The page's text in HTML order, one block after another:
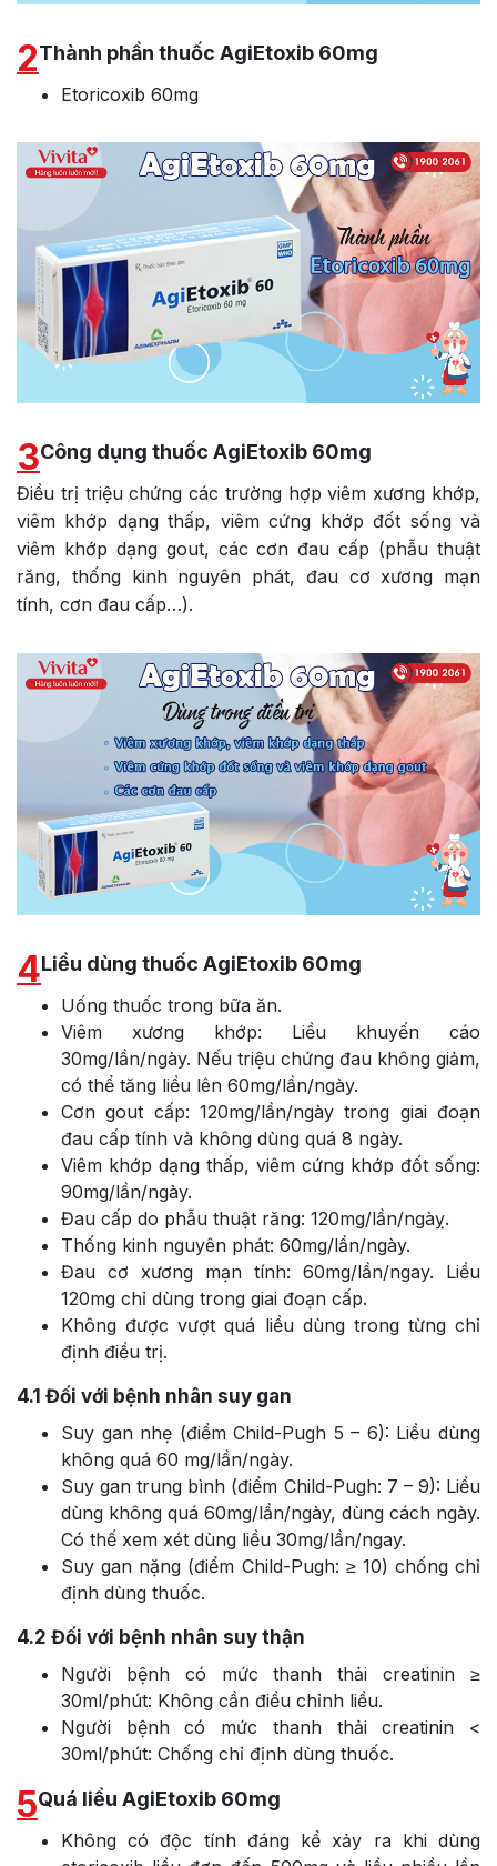
2Thành phần thuốc AgiEtoxib 60mg
Etoricoxib 60mg
3Công dụng thuốc AgiEtoxib 60mg
Điều trị triệu chứng các trường hợp viêm xương khớp,
viêm khớp dạng thấp, viêm cứng khớp đốt sống và
viêm khớp dạng gout, các cơn đau cấp (phẫu thuật
răng, thống kinh nguyên phát, đau cơ xương mạn
tính, cơn đau cấp…).
4Liều dùng thuốc AgiEtoxib 60mg
Uống thuốc trong bữa ăn.
Viêm xương khớp: Liều khuyến cáo
30mg/lần/ngày. Nếu triệu chứng đau không giảm,
có thể tăng liều lên 60mg/lần/ngày.
Cơn gout cấp: 120mg/lần/ngày trong giai đoạn
đau cấp tính và không dùng quá 8 ngày.
Viêm khớp dạng thấp, viêm cứng khớp đốt sống:
90mg/lần/ngày.
Đau cấp do phẫu thuật răng: 120mg/lần/ngàỵ.
Thống kinh nguyên phát: 60mg/lần/ngày.
Đau cơ xương mạn tính: 60mg/lần/ngay. Liều
120mg chỉ dùng trong giai đoạn cấp.
Không được vượt quá liều dùng trong từng chỉ
định điều trị.
4.1 Đối với bệnh nhân suy gan
Suy gan nhẹ (điểm Child-Pugh 5 – 6): Liều dùng
không quá 60 mg/lần/ngày.
Suy gan trung bình (điểm Child-Pugh: 7 – 9): Liều
dùng không quá 60mg/lần/ngày, dùng cách ngày.
Có thế xem xét dùng liều 30mg/lần/ngay.
Suy gan nặng (điểm Child-Pugh: ≥ 10) chống chỉ
định dùng thuốc.
4.2 Đối với bệnh nhân suy thận
Người bệnh có mức thanh thải creatinin ≥
30ml/phút: Không cần điều chỉnh liều.
Người bệnh có mức thanh thải creatinin <
30ml/phút: Chống chỉ định dùng thuốc.
5Quá liều AgiEtoxib 60mg
Không có độc tính đáng kể xảy ra khi dùng